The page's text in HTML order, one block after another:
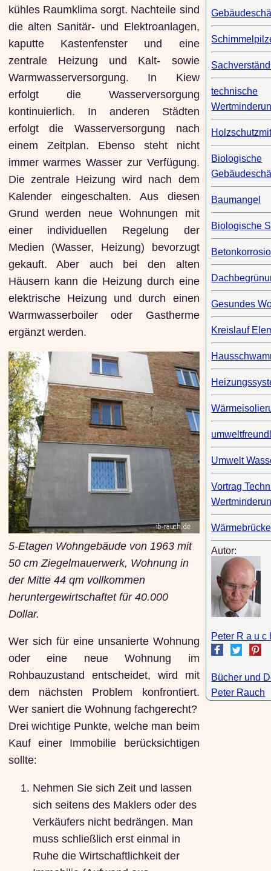
kühles Raumklima sorgt. Nachteile sind
die alten Sanitär- und Elektroanlagen,
kaputte Kastenfenster und eine
zentrale Heizung und Kalt- sowie
Warmwasserversorgung. In Kiew
erfolgt die Wasserversorgung
kontinuierlich. In anderen Städten
erfolgt die Wasserversorgung nach
einem Zeitplan. Ebenso steht nicht
immer warmes Wasser zur Verfügung.
Die zentrale Heizung wird nach dem
Kalender eingeschalten. Aus diesen
Grund werden neue Wohnungen mit
einer individuellen Regelung der
Medien (Wasser, Heizung) bevorzugt
gekauft. Aber auch bei den alten
Häusern kann die Heizung durch eine
elektrische Heizung und durch einen
Warmwasserboiler oder Gastherme
ergänzt werden.
5-Etagen Wohngebäude von 1963 mit
50 cm Ziegelmauerwerk, Wohnung in
der Mitte 44 qm vollkommen
heruntergewirtschaftet für 40.000
Dollar.
Wer sich für eine unsanierte Wohnung
oder eine neue Wohnung im
Rohbauzustand entscheidet, wird mit
dem nächsten Problem konfrontiert.
Wer saniert die Wohnung fachgerecht?
Drei wichtige Punkte, welche man beim
Kauf einer Immobilie berücksichtigen
sollte:
Nehmen Sie sich Zeit und lassen
sich seitens des Maklers oder des
Verkäufers nicht bedrängen. Man
muss schließlich erst einmal in
Ruhe die Wirtschaftlichkeit der
technische
Biologische
Baumangel
Biologische
Gesundes
Kreislauf
Umwelt
Vortrag
Autor:
Peter R a u c
Bücher und
Peter Rauch